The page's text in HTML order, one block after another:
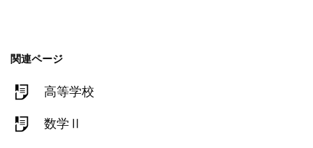
関連ページ
高等学校
数学Ⅱ